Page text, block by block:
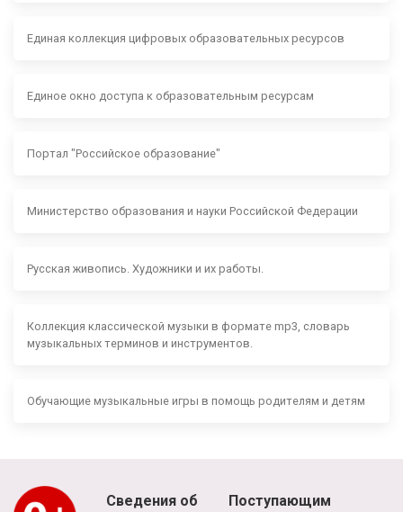
Единая коллекция цифровых образовательных ресурсов
Единое окно доступа к образовательным ресурсам
Портал "Российское образование"
Министерство образования и науки Российской Федерации
Русская живопись. Художники и их работы.
Коллекция классической музыки в формате mp3, словарь
музыкальных терминов и инструментов.
Обучающие музыкальные игры в помощь родителям и детям
Сведения об Поступающим